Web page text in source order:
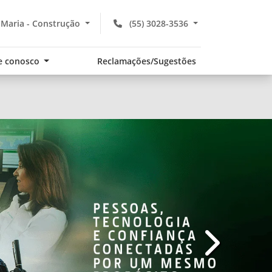
(55) 3028-3536
- Construção
conosco Reclamações/Sugestões